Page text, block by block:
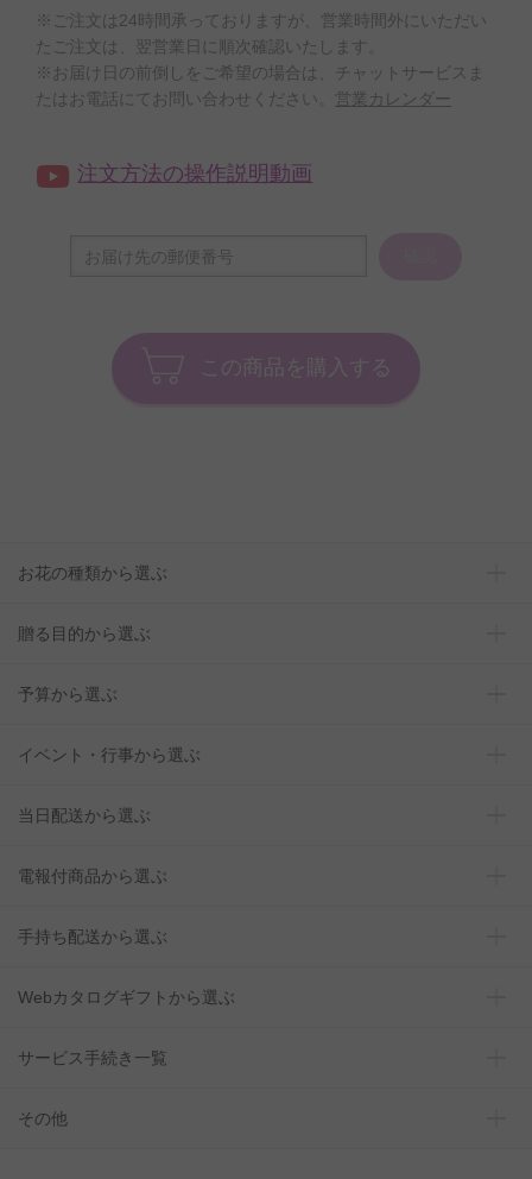
※ご注文は24時間承っておりますが、営業時間外にいただい
たご注文は、翌営業日に順次確認いたします。
※お届け日の前倒しをご希望の場合は、チャットサービスま
たはお電話にてお問い合わせください。
営業カレンダー
注文方法の操作説明動画
この商品を購入する
お花の種類から選ぶ
贈る目的から選ぶ
予算から選ぶ
イベント・行事から選ぶ
当日配送から選ぶ
電報付商品から選ぶ
手持ち配送から選ぶ
Webカタログギフトから選ぶ
サービス手続き一覧
その他